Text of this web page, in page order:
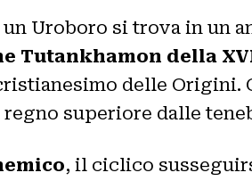
Uroboro si trova in un
Tutankhamon della
delle
superiore dalle
, il ciclico